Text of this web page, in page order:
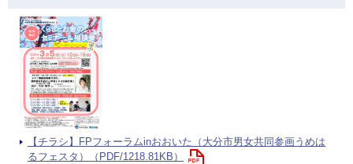
【チラシ】FPフォーラムinおおいた（大分市男女共同参画うめは
るフェスタ）（PDF/1218.81KB）